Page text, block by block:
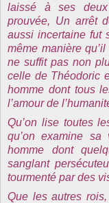
laissé à ses deux
prouvée, Un arrêt
aussi incertaine fut
même manière
ne suffit pas non
celle de Théodoric
homme dont tous
l’amour de
Qu’on lise toutes
qu’on examine
homme dont
sanglant
tourmenté par des
Que les autres